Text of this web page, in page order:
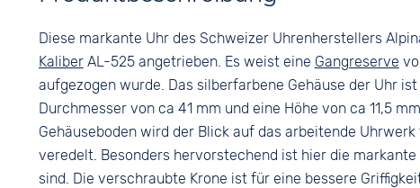
Wasserdicht
20 bar
Blau
Ziffern
Keine
Diese markante Uhr des Schweizer Uhrenherstellers
KaliberAL-525 angetrieben. Es weist eine Gangreserve
aufgezogen wurde. Das silberfarbene Gehäuse der Uhr
Durchmesser von ca 41 mm und eine Höhe von ca 11,5
Gehäuseboden wird der Blick auf das arbeitende
veredelt. Besonders hervorstechend ist hier die markante
sind. Die verschraubte Krone ist für eine bessere